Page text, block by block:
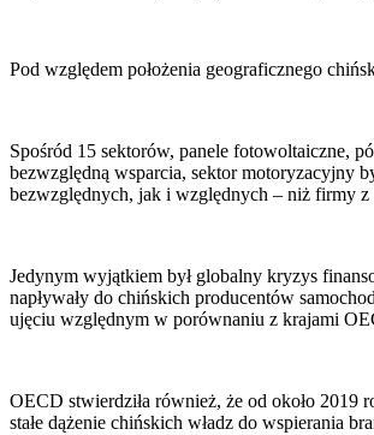
Pod względem położenia geograficznego
Spośród 15 sektorów, panele fotowoltaiczne,
bezwzględną wsparcia, sektor motoryzacyjny
bezwzględnych, jak i względnych – niż firmy z
Jedynym wyjątkiem był globalny kryzys
napływały do chińskich producentów
ujęciu względnym w porównaniu z krajami
OECD stwierdziła również, że od około 2019
stałe dążenie chińskich władz do wspierania